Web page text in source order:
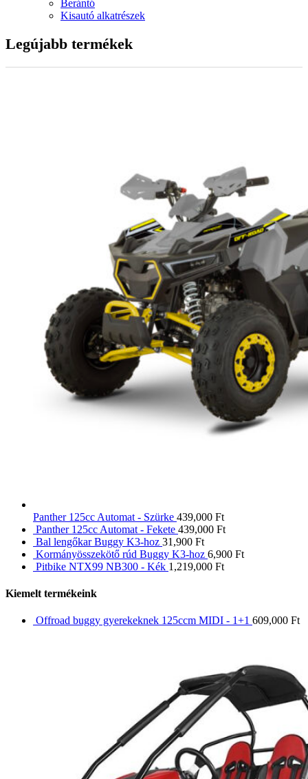
Berántó
Kisautó alkatrészek
Legújabb termékek
Panther 125cc Automat - Szürke 439,000 Ft
Panther 125cc Automat - Fekete 439,000 Ft
Bal lengőkar Buggy K3-hoz 31,900 Ft
Kormányösszekötő rúd Buggy K3-hoz 6,900 Ft
Pitbike NTX99 NB300 - Kék 1,219,000 Ft
Kiemelt termékeink
Offroad buggy gyerekeknek 125ccm MIDI - 1+1 609,000 Ft